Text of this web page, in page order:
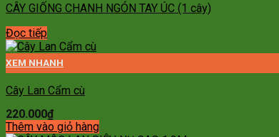
CÂY GIỐNG CHANH NGÓN TAY ÚC (1 cây)
Đọc tiếp
XEM NHANH
Cây Lan Cẩm cù
220.000₫
Thêm vào giỏ hàng